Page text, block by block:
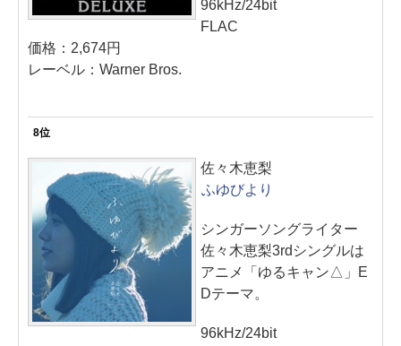
96kHz/24bit
FLAC
価格：2,674円
レーベル：Warner Bros.
8位
佐々木恵梨
ふゆびより
シンガーソングライター
佐々木恵梨3rdシングルは
アニメ「ゆるキャン△」E
Dテーマ。
96kHz/24bit